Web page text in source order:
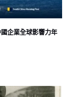
企業全球影響力年